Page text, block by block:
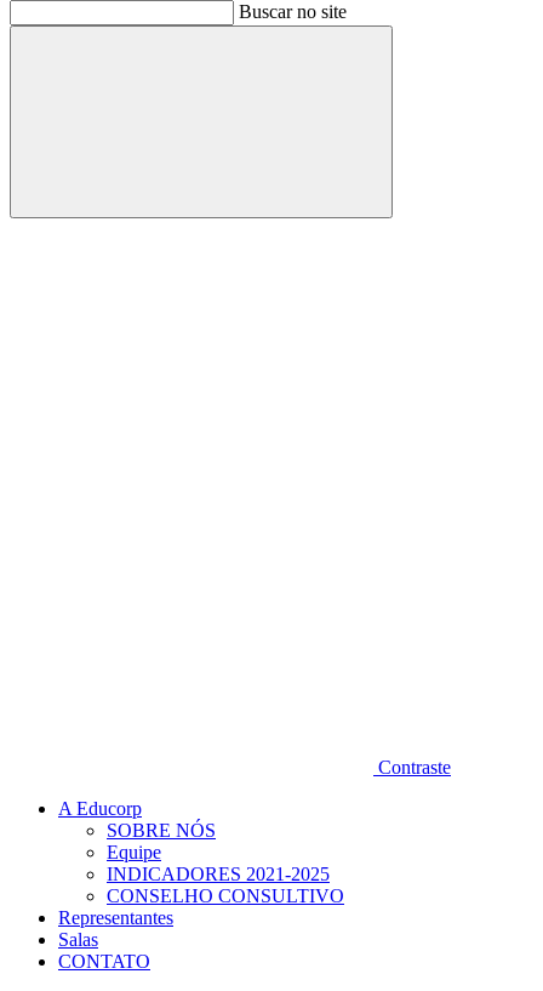
BuscarBuscar no site
Buscar
Contraste
A Educorp
SOBRE NÓS
Equipe
INDICADORES 2021-2025
CONSELHO CONSULTIVO
Representantes
Salas
CONTATO